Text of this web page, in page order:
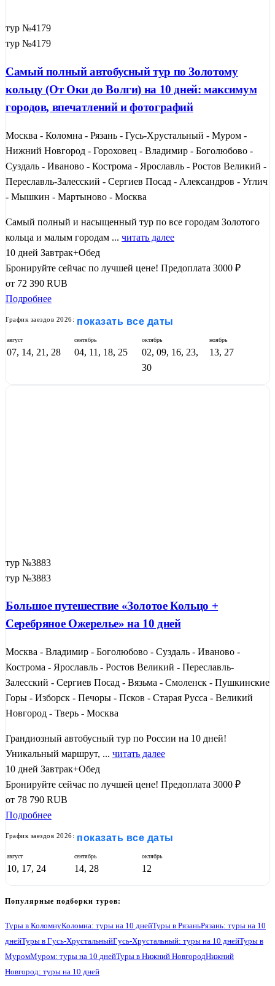
тур №4179
тур №4179
Самый полный автобусный тур по Золотому
кольцу (От Оки до Волги) на 10 дней: максимум
городов, впечатлений и фотографий
Москва - Коломна - Рязань - Гусь-Хрустальный - Муром -
Нижний Новгород - Гороховец - Владимир - Боголюбово -
Суздаль - Иваново - Кострома - Ярославль - Ростов Великий -
Переславль-Залесский - Сергиев Посад - Александров - Углич
- Мышкин - Мартыново - Москва
Самый полный и насыщенный тур по все городам Золотого
кольца и малым городам ... читать далее
10 дней Завтрак+Обед
Бронируйте сейчас по лучшей цене! Предоплата 3000 ₽
от 72 390 RUB
Подробнее
График заездов 2026: показать все даты
август
07, 14, 21, 28
сентябрь
04, 11, 18, 25
октябрь
02, 09, 16, 23,
30
ноябрь
13, 27
тур №3883
тур №3883
Большое путешествие «Золотое Кольцо +
Серебряное Ожерелье» на 10 дней
Москва - Владимир - Боголюбово - Суздаль - Иваново -
Кострома - Ярославль - Ростов Великий - Переславль-
Залесский - Сергиев Посад - Вязьма - Смоленск - Пушкинские
Горы - Изборск - Печоры - Псков - Старая Русса - Великий
Новгород - Тверь - Москва
Грандиозный автобусный тур по России на 10 дней!
Уникальный маршрут, ... читать далее
10 дней Завтрак+Обед
Бронируйте сейчас по лучшей цене! Предоплата 3000 ₽
от 78 790 RUB
Подробнее
График заездов 2026: показать все даты
август
10, 17, 24
сентябрь
14, 28
октябрь
12
Популярные подборки туров:
Туры в КоломнуКоломна: туры на 10 днейТуры в РязаньРязань: туры на 10
днейТуры в Гусь-ХрустальныйГусь-Хрустальный: туры на 10 днейТуры в
МуромМуром: туры на 10 днейТуры в Нижний НовгородНижний
Новгород: туры на 10 дней